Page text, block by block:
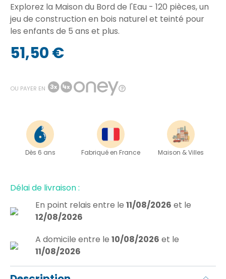
Explorez la Maison du Bord de l'Eau - 120 pièces, un
jeu de construction en bois naturel et teinté pour
les enfants de 5 ans et plus.
51,50 €
OU PAYER EN
Dès 6 ans Fabriqué en France Maison & Villes
Délai de livraison :
En point relais entre le 11/08/2026 et le
12/08/2026
A domicile entre le 10/08/2026 et le
11/08/2026